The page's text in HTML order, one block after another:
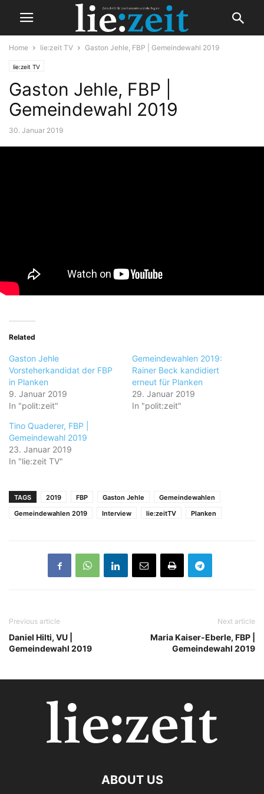
Home lie:zeit TV Gaston Jehle, FBP | Gemeindewahl 2019
lie:zeit TV
Gaston Jehle, FBP |
Gemeindewahl 2019
30. Januar 2019
Related
Gaston Jehle
Vorsteherkandidat der FBP
in Planken
9. Januar 2019
In "polit:zeit"
Gemeindewahlen 2019:
Rainer Beck kandidiert
erneut für Planken
29. Januar 2019
In "polit:zeit"
Tino Quaderer, FBP |
Gemeindewahl 2019
23. Januar 2019
In "lie:zeit TV"
TAGS 2019 FBP Gaston Jehle
Gemeindewahlen
Gemeindewahlen 2019
Interview lie:zeitTV Planken
Previous article
Daniel Hilti, VU |
Gemeindewahl 2019
Next article
Maria Kaiser-Eberle, FBP |
Gemeindewahl 2019
ABOUT US